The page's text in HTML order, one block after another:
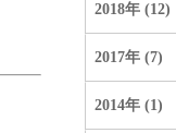
2018年 (12)
2017年 (7)
2014年 (1)